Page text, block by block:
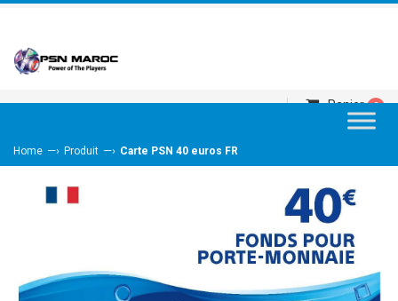
Panier 0
Home —› Produit —› Carte PSN 40 euros FR